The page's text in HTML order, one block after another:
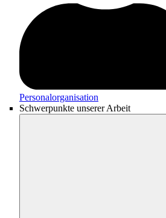
Personalorganisation
Schwerpunkte unserer Arbeit